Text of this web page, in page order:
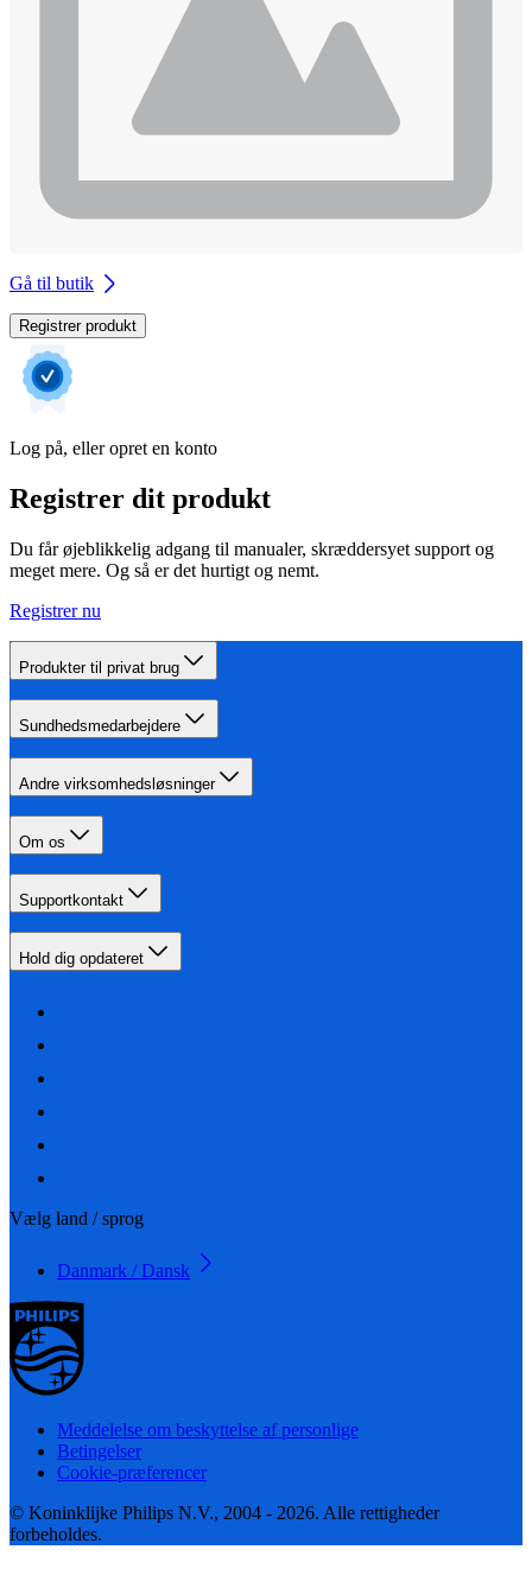
Gå til butik
Registrer produkt
Log på, eller opret en konto
Registrer dit produkt
Du får øjeblikkelig adgang til manualer, skræddersyet support og
meget mere. Og så er det hurtigt og nemt.
Registrer nu
Produkter til privat brug
Sundhedsmedarbejdere
Andre virksomhedsløsninger
Om os
Supportkontakt
Hold dig opdateret
Vælg land / sprog
Danmark / Dansk
Meddelelse om beskyttelse af personlige
Betingelser
Cookie-præferencer
© Koninklijke Philips N.V., 2004 - 2026. Alle rettigheder
forbeholdes.